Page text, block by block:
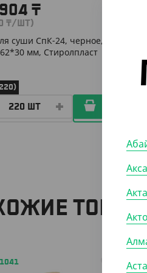
₸
₸/ШТ)
суши СпК-24, черное,
мм, Стиролпласт